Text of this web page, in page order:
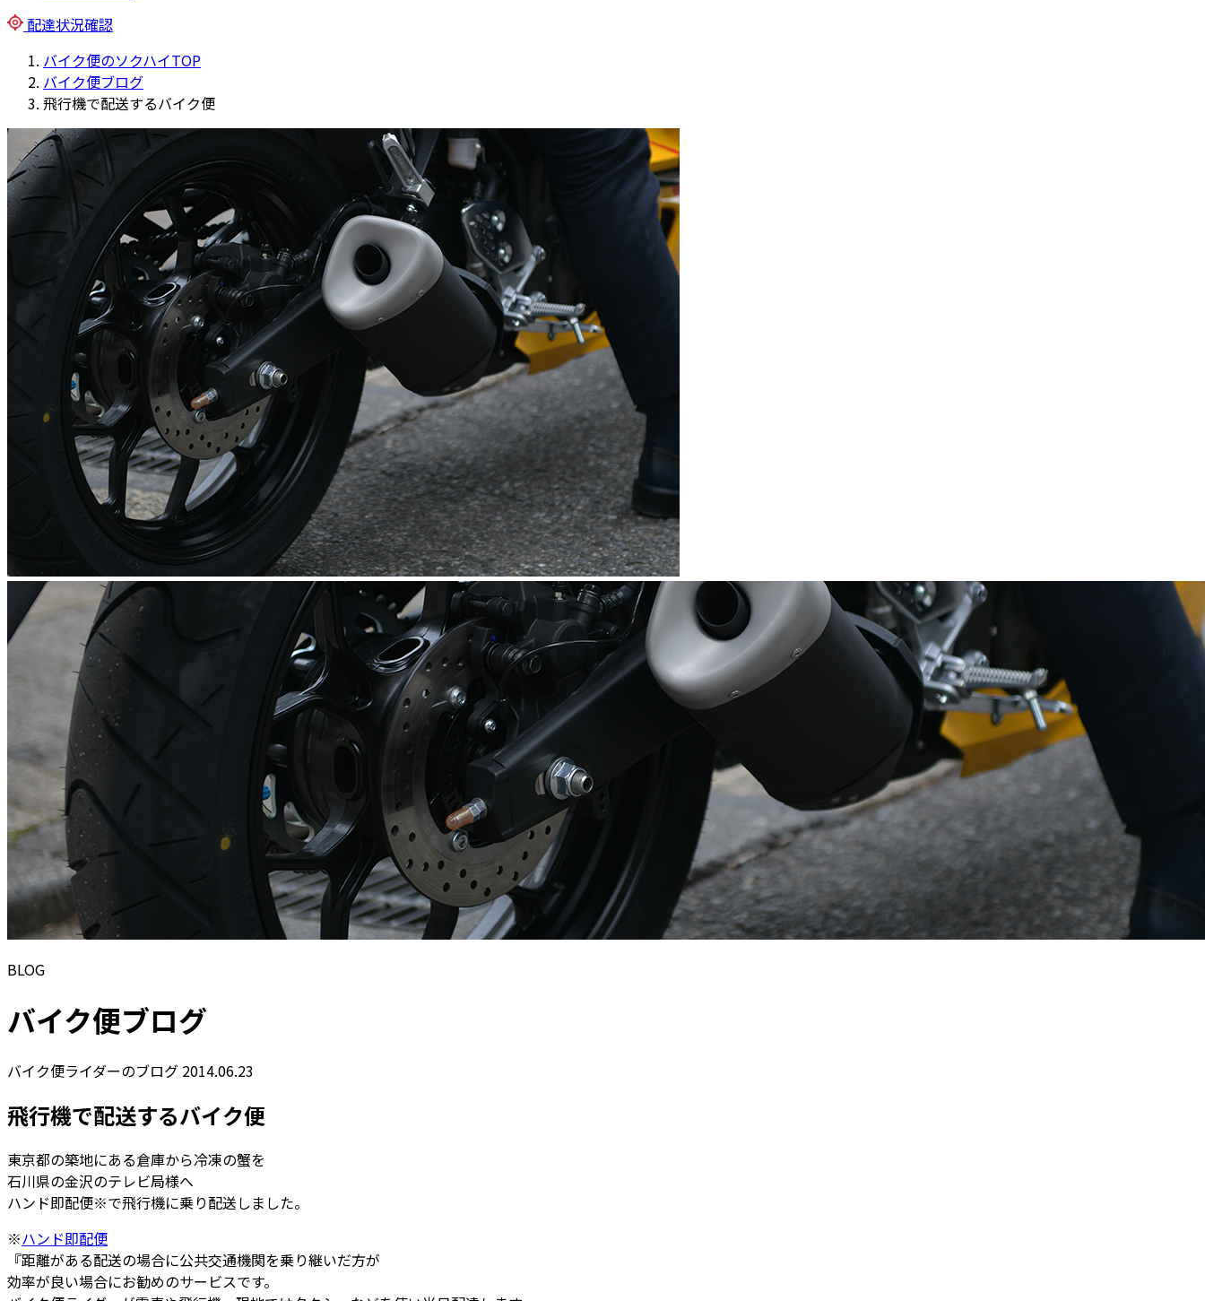
配達状況確認
バイク便のソクハイTOP
バイク便ブログ
飛行機で配送するバイク便
BLOG
バイク便ブログ
バイク便ライダーのブログ 2014.06.23
飛行機で配送するバイク便
東京都の築地にある倉庫から冷凍の蟹を
石川県の金沢のテレビ局様へ
ハンド即配便※で飛行機に乗り配送しました。
※ハンド即配便
『距離がある配送の場合に公共交通機関を乗り継いだ方が
効率が良い場合にお勧めのサービスです。